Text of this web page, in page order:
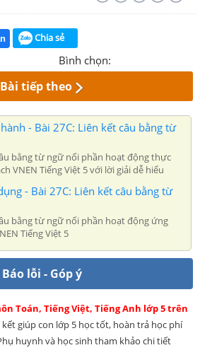
Chia sẻ
Bình chọn:
Bài tiếp theo
- Bài 27C: Liên kết câu bằng từ
bằng từ ngữ nối phần hoạt động thực
VNEN Tiếng Việt 5 với lời giải dễ hiểu
- Bài 27C: Liên kết câu bằng từ
bằng từ ngữ nối phần hoạt động ứng
Tiếng Việt 5
Báo lỗi - Góp ý
Toán, Tiếng Việt, Tiếng Anh lớp 5 trên
kết giúp con lớp 5 học tốt, hoàn trả học phí
huynh và học sinh tham khảo chi tiết